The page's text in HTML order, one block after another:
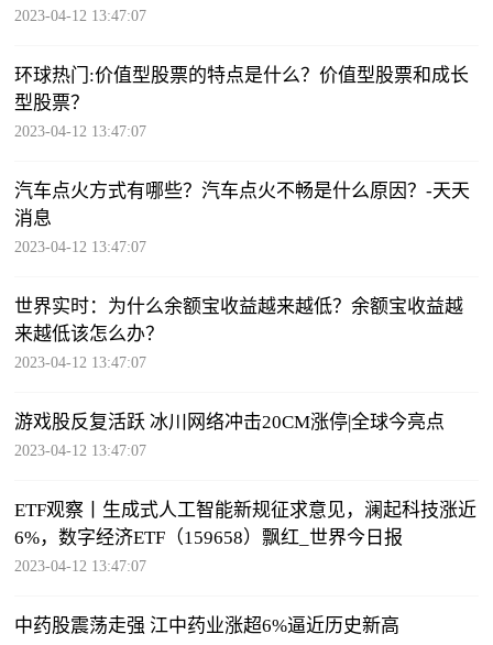
2023-04-12 13:47:07
环球热门:价值型股票的特点是什么？价值型股票和成长
型股票？
2023-04-12 13:47:07
汽车点火方式有哪些？汽车点火不畅是什么原因？-天天
消息
2023-04-12 13:47:07
世界实时：为什么余额宝收益越来越低？余额宝收益越
来越低该怎么办？
2023-04-12 13:47:07
游戏股反复活跃 冰川网络冲击20CM涨停|全球今亮点
2023-04-12 13:47:07
ETF观察丨生成式人工智能新规征求意见，澜起科技涨近
6%，数字经济ETF（159658）飘红_世界今日报
2023-04-12 13:47:07
中药股震荡走强 江中药业涨超6%逼近历史新高